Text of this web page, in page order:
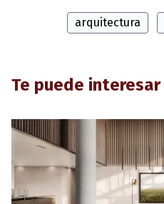
arquitectura
Te puede interesar